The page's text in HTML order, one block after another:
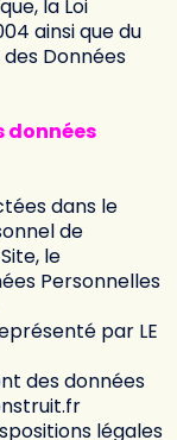
la Loi
ainsi que du
Données
données
dans le
de
le
Personnelles
par LE
des données
légales